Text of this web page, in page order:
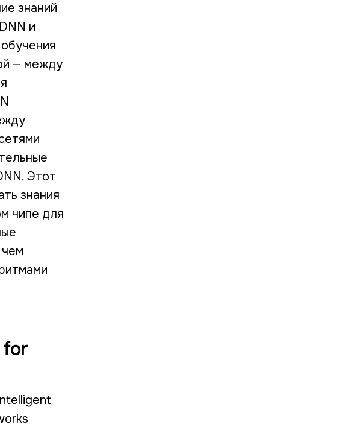
знаний
и
— между
Этот
знания
чипе для
for